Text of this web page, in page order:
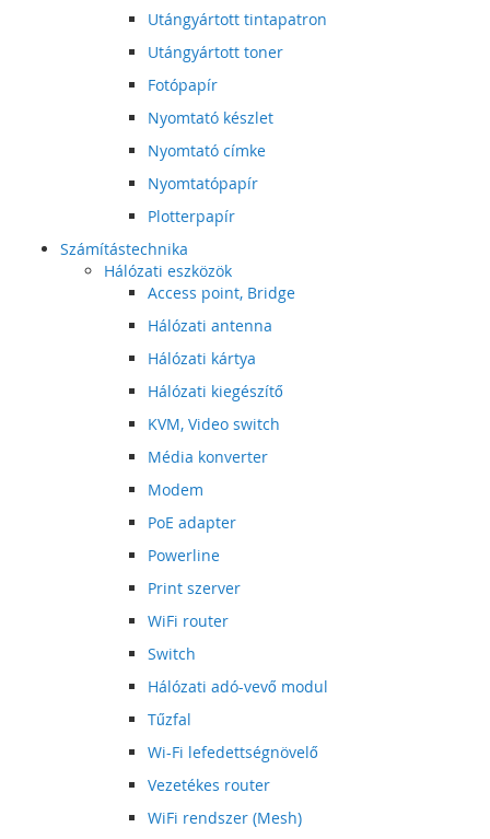
Utángyártott tintapatron
Utángyártott toner
Fotópapír
Nyomtató készlet
Nyomtató címke
Nyomtatópapír
Plotterpapír
Számítástechnika
Hálózati eszközök
Access point, Bridge
Hálózati antenna
Hálózati kártya
Hálózati kiegészítő
KVM, Video switch
Média konverter
Modem
PoE adapter
Powerline
Print szerver
WiFi router
Switch
Hálózati adó-vevő modul
Tűzfal
Wi-Fi lefedettségnövelő
Vezetékes router
WiFi rendszer (Mesh)